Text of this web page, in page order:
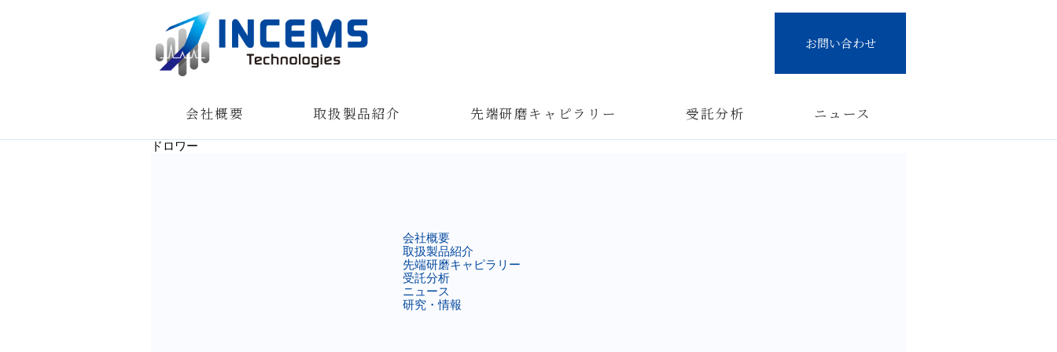
お問い合わせ
会社概要 取扱製品紹介 先端研磨キャピラリー 受託分析 ニュース
ドロワー
会社概要
取扱製品紹介
先端研磨キャピラリー
受託分析
ニュース
研究・情報